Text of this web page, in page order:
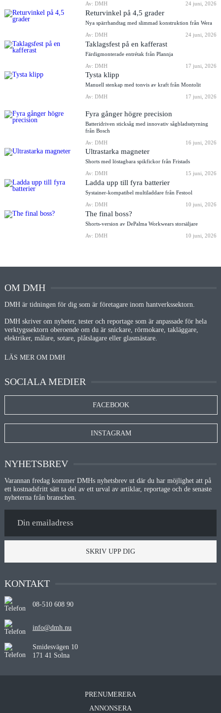
Av: DMH
24 juni, 2026
Returvinkel på 4,5 grader
Nya spärrhandtag med slimmad konstruktion från Wera
Av: DMH
24 juni, 2026
Taklagsfest på en kafferast
Färdigmonterade entrétak från Plannja
Av: DMH
17 juni, 2026
Tysta klipp
Manuell stenkap med tonvis av kraft från Montolit
Av: DMH
17 juni, 2026
Fyra gånger högre precision
Batteridriven sticksåg med innovativ sågbladsstyrning
från Bosch
Av: DMH
16 juni, 2026
Ultrastarka magneter
Shorts med löstagbara spikfickor från Fristads
Av: DMH
15 juni, 2026
Ladda upp till fyra batterier
Systainer-kompatibel multiladdare från Festool
Av: DMH
10 juni, 2026
The final boss?
Shorts-version av DePalma Workwears storsäljare
Av: DMH
10 juni, 2026
OM DMH
DMH är tidningen för dig som är företagare inom hantverkssektorn.
DMH skriver om nyheter, tester och reportage som är anpassade för hela
verktygssektorn oberoende om du är snickare, rörmokare, takläggare,
elektriker, målare, sotare, plåtslagare eller glasmästare.
LÄS MER OM DMH
SOCIALA MEDIER
FACEBOOK
INSTAGRAM
NYHETSBREV
Varannan fredag kommer DMHs nyhetsbrev ut där du har möjlighet att på
ett kostnadsfritt sätt ta del av ett urval av artiklar, reportage och de senaste
nyheterna från branschen.
SKRIV UPP DIG
KONTAKT
08-510 608 90
info@dmh.nu
Smidesvägen 10
171 41 Solna
PRENUMERERA
ANNONSERA